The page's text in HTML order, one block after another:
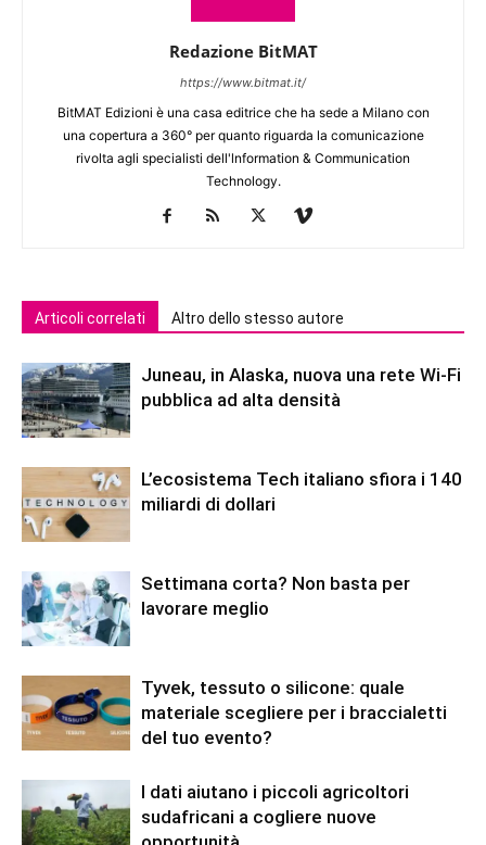
Redazione BitMAT
https://www.bitmat.it/
BitMAT Edizioni è una casa editrice che ha sede a Milano con
una copertura a 360° per quanto riguarda la comunicazione
rivolta agli specialisti dell'lnformation & Communication
Technology.
Articoli correlati Altro dello stesso autore
Juneau, in Alaska, nuova una rete Wi-Fi
pubblica ad alta densità
L’ecosistema Tech italiano sfiora i 140
miliardi di dollari
Settimana corta? Non basta per
lavorare meglio
Tyvek, tessuto o silicone: quale
materiale scegliere per i braccialetti
del tuo evento?
I dati aiutano i piccoli agricoltori
sudafricani a cogliere nuove